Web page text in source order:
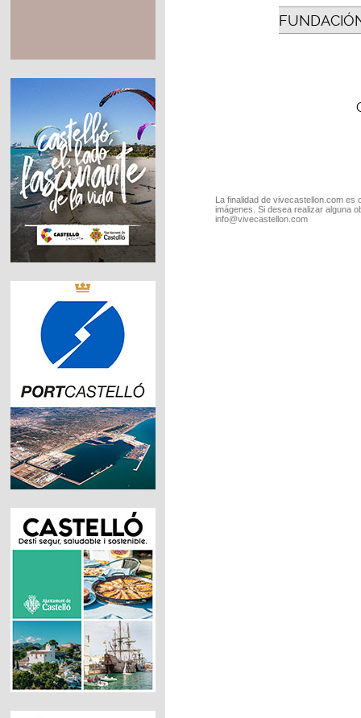
La finalidad de vivecastellon.com
imágenes. Si desea realizar alguna
info@vivecastellon.com